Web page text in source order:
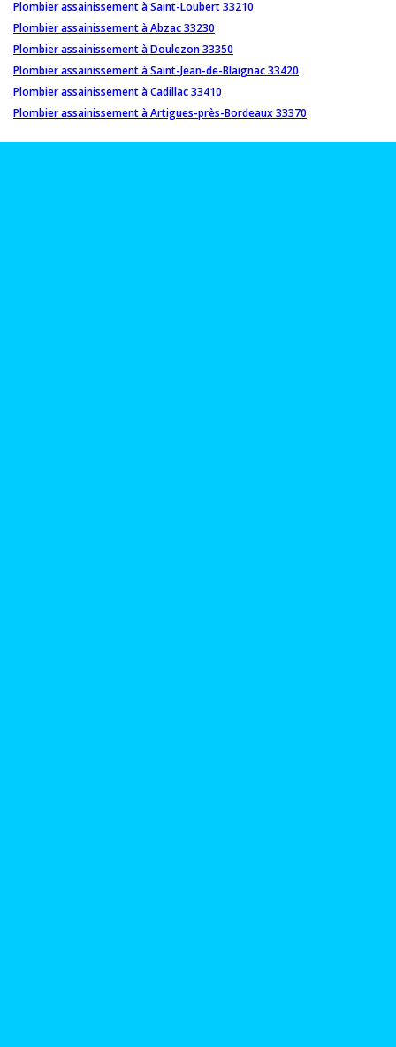
Plombier assainissement à Saint-Loubert 33210
Plombier assainissement à Abzac 33230
Plombier assainissement à Doulezon 33350
Plombier assainissement à Saint-Jean-de-Blaignac 33420
Plombier assainissement à Cadillac 33410
Plombier assainissement à Artigues-près-Bordeaux 33370